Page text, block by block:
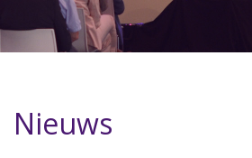
Nieuws